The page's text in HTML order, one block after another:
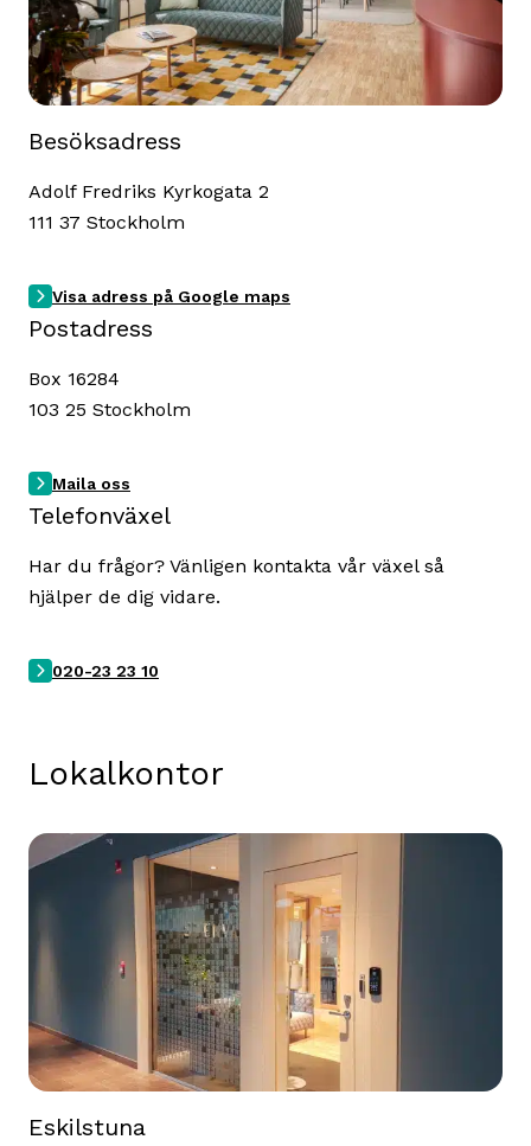
Besöksadress
Adolf Fredriks Kyrkogata 2
111 37 Stockholm
Visa adress på Google maps
Postadress
Box 16284
103 25 Stockholm
Maila oss
Telefonväxel
Har du frågor? Vänligen kontakta vår växel så
hjälper de dig vidare.
020-23 23 10
Lokalkontor
Eskilstuna